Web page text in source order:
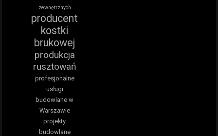
zewnętrznych
producent
kostki
brukowej
produkcja
rusztowań
profesjonalne
usługi
budowlane w
Warszawie
projekty
budowlane